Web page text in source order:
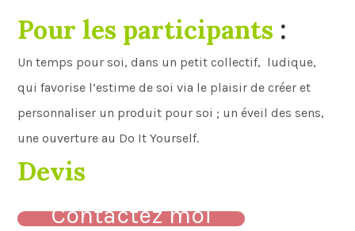
Pour les participants :
Un temps pour soi, dans un petit collectif, ludique,
qui favorise l’estime de soi via le plaisir de créer et
personnaliser un produit pour soi ; un éveil des sens,
une ouverture au Do It Yourself.
Devis
Contactez moi